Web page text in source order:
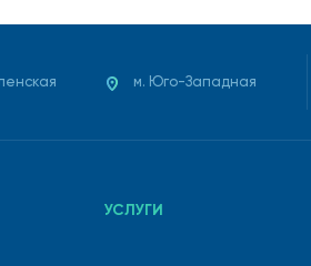
м. Юго-Западная
УСЛУГИ